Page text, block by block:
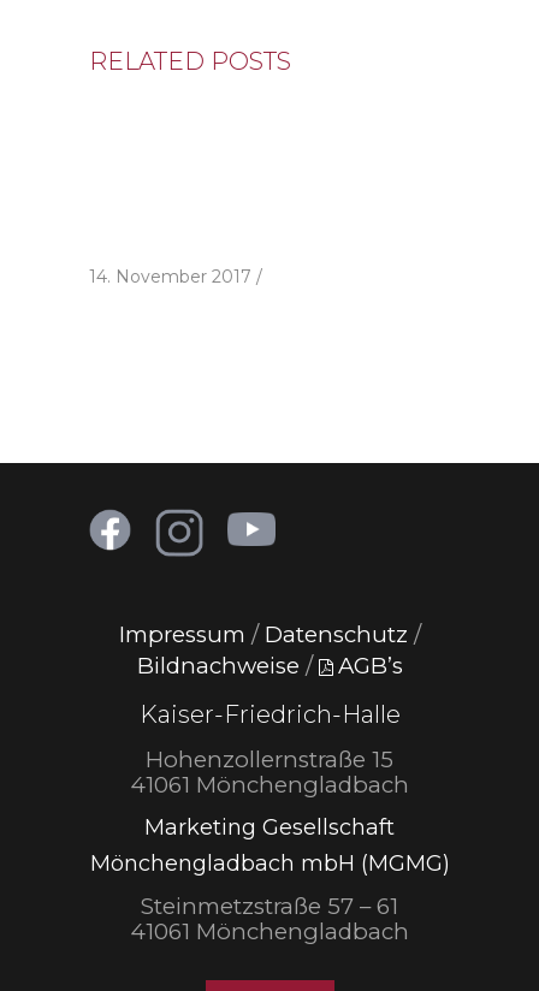
RELATED POSTS
14. November 2017
Impressum / Datenschutz /
Bildnachweise / AGB’s
Kaiser-Friedrich-Halle
Hohenzollernstraße 15
41061 Mönchengladbach
Marketing Gesellschaft
Mönchengladbach mbH (MGMG)
Steinmetzstraße 57 – 61
41061 Mönchengladbach